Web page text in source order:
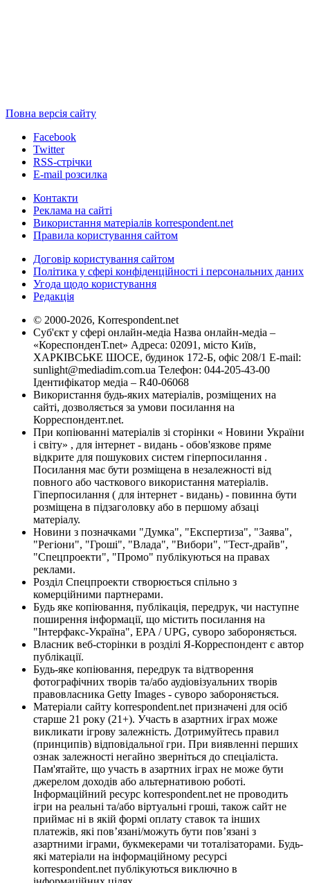
Повна версія сайту
Facebook
Twitter
RSS-стрічки
E-mail розсилка
Контакти
Реклама на сайті
Використання матеріалів korrespondent.net
Правила користування сайтом
Договір користування сайтом
Політика у сфері конфіденційності і персональних даних
Угода щодо користування
Редакція
© 2000-2026, Korrespondent.net
Суб'єкт у сфері онлайн-медіа Назва онлайн-медіа –
«КореспонденТ.net» Адреса: 02091, місто Київ,
ХАРКІВСЬКЕ ШОСЕ, будинок 172-Б, офіс 208/1 E-mail:
sunlight@mediadim.com.ua Телефон: 044-205-43-00
Ідентифікатор медіа – R40-06068
Використання будь-яких матеріалів, розміщених на
сайті, дозволяється за умови посилання на
Корреспондент.net.
При копіюванні матеріалів зі сторінки « Новини України
і світу» , для інтернет - видань - обов'язкове пряме
відкрите для пошукових систем гіперпосилання .
Посилання має бути розміщена в незалежності від
повного або часткового використання матеріалів.
Гіперпосилання ( для інтернет - видань) - повинна бути
розміщена в підзаголовку або в першому абзаці
матеріалу.
Новини з позначками "Думка", "Експертиза", "Заява",
"Регіони", "Гроші", "Влада", "Вибори", "Тест-драйв",
"Спецпроекти", "Промо" публікуються на правах
реклами.
Розділ Спецпроекти створюється спільно з
комерційними партнерами.
Будь яке копіювання, публікація, передрук, чи наступне
поширення інформації, що містить посилання на
"Інтерфакс-Україна", EPA / UPG, суворо забороняється.
Власник веб-сторінки в розділі Я-Корреспондент є автор
публікації.
Будь-яке копіювання, передрук та відтворення
фотографічних творів та/або аудіовізуальних творів
правовласника Getty Images - суворо забороняється.
Матеріали сайту korrespondent.net призначені для осіб
старше 21 року (21+). Участь в азартних іграх може
викликати ігрову залежність. Дотримуйтесь правил
(принципів) відповідальної гри. При виявленні перших
ознак залежності негайно зверніться до спеціаліста.
Пам'ятайте, що участь в азартних іграх не може бути
джерелом доходів або альтернативою роботі.
Інформаційний ресурс korrespondent.net не проводить
ігри на реальні та/або віртуальні гроші, також сайт не
приймає ні в якій формі оплату ставок та інших
платежів, які пов’язані/можуть бути пов’язані з
азартними іграми, букмекерами чи тоталізаторами. Будь-
які матеріали на інформаційному ресурсі
korrespondent.net публікуються виключно в